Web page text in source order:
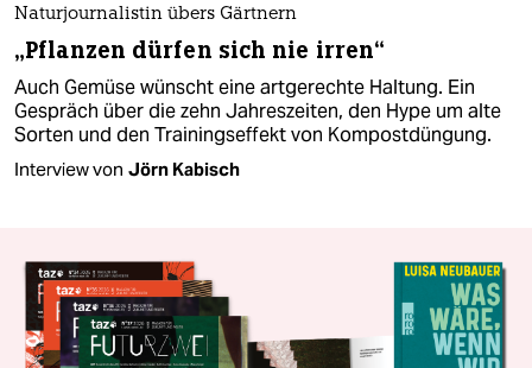
Naturjournalistin übers Gärtnern
„Pflanzen dürfen sich nie irren“
Auch Gemüse wünscht eine artgerechte Haltung. Ein
Gespräch über die zehn Jahreszeiten, den Hype um alte
Sorten und den Trainingseffekt von Kompostdüngung.
Interview von Jörn Kabisch